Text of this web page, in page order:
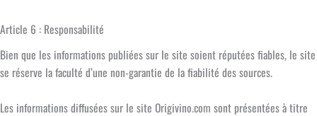
Article 6 : Responsabilité
Bien que les informations publiées sur le site soient réputées fiables, le site
se réserve la faculté d’une non-garantie de la fiabilité des sources.
Les informations diffusées sur le site Origivino.com sont présentées à titre